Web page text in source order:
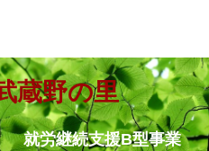
野の里
就労継続支援B型事業